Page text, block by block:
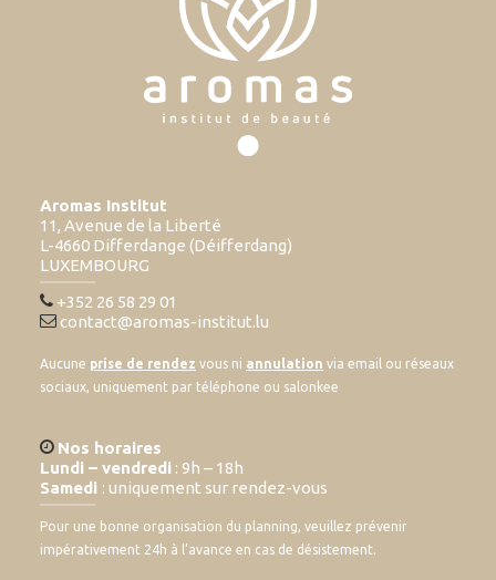
Aromas Institut
11, Avenue de la Liberté
L-4660 Differdange (Déifferdang)
LUXEMBOURG
+352 26 58 29 01
contact@aromas-institut.lu
Aucune prise de rendez vous ni annulation via email ou réseaux
sociaux, uniquement par téléphone ou salonkee
Nos horaires
Lundi – vendredi : 9h – 18h
Samedi : uniquement sur rendez-vous
Pour une bonne organisation du planning, veuillez prévenir
impérativement 24h à l’avance en cas de désistement.